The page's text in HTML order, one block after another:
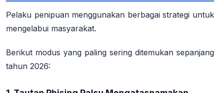
Pelaku penipuan menggunakan berbagai strategi untuk
mengelabui masyarakat.
Berikut modus yang paling sering ditemukan sepanjang
tahun 2026: